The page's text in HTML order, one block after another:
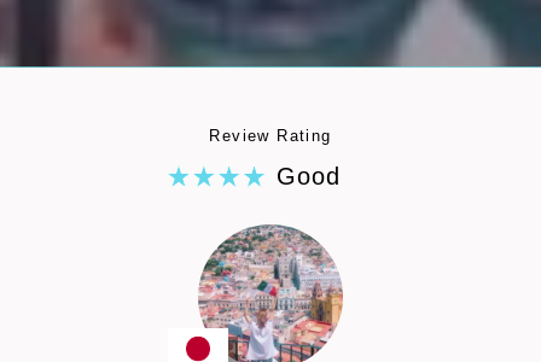
Review Rating
Good